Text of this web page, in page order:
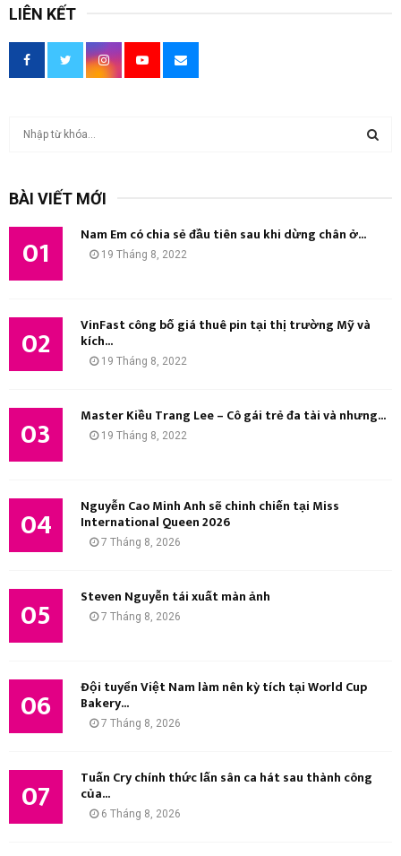
LIÊN KẾT
BÀI VIẾT MỚI
01 Nam Em có chia sẻ đầu tiên sau khi dừng chân ở...
19 Tháng 8, 2022
02 VinFast công bố giá thuê pin tại thị trường Mỹ và
kích...
19 Tháng 8, 2022
03 Master Kiều Trang Lee – Cô gái trẻ đa tài và nhưng...
19 Tháng 8, 2022
04 Nguyễn Cao Minh Anh sẽ chinh chiến tại Miss
International Queen 2026
7 Tháng 8, 2026
05 Steven Nguyễn tái xuất màn ảnh
7 Tháng 8, 2026
06 Đội tuyển Việt Nam làm nên kỳ tích tại World Cup
Bakery...
7 Tháng 8, 2026
07 Tuấn Cry chính thức lấn sân ca hát sau thành công
của...
6 Tháng 8, 2026